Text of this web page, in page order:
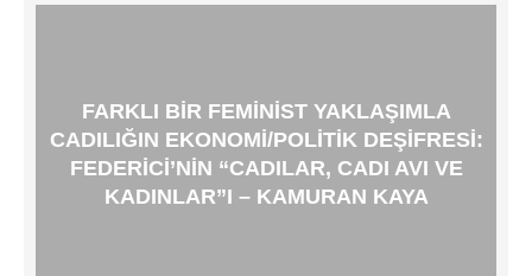
FARKLI BIR FEMINIST YAKLAŞIMLA
CADILIĞIN EKONOMI/POLITIK DEŞIFRESI:
FEDERICI’NIN “CADILAR, CADI AVI VE
KADINLAR”I – KAMURAN KAYA